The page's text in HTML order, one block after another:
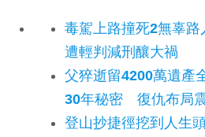
毒駕上路撞死2無辜
遭輕判減刑釀大禍
父猝逝留4200萬遺產
30年秘密 復仇布局
登山抄捷徑挖到人生